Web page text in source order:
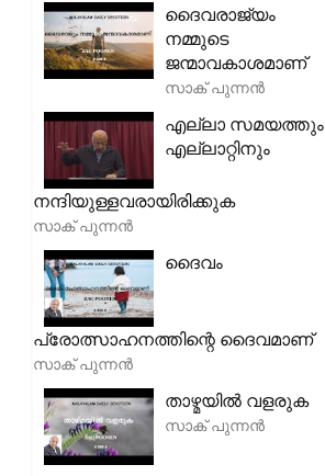
ദൈവരാജ്യം
നമ്മുടെ
ജന്മാവകാശമാണ്
സാക് പുന്നൻ
എല്ലാ സമയത്തും
എല്ലാറ്റിനും
നന്ദിയുള്ളവരായിരിക്കുക
സാക് പുന്നൻ
ദൈവം
പ്രോത്സാഹനത്തിന്റെ ദൈവമാണ്
സാക് പുന്നൻ
താഴ്മയിൽ വളരുക
സാക് പുന്നൻ